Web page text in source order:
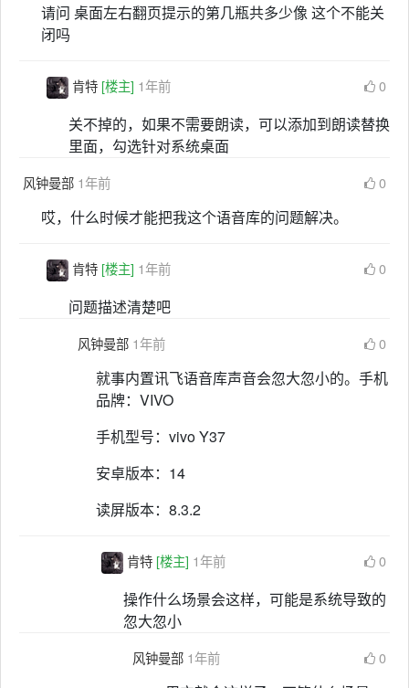
请问 桌面左右翻页提示的第几瓶共多少像 这个不能关
闭吗
肯特 [楼主] 1年前 0
关不掉的，如果不需要朗读，可以添加到朗读替换
里面，勾选针对系统桌面
风钟曼部 1年前 0
哎，什么时候才能把我这个语音库的问题解决。
肯特 [楼主] 1年前 0
问题描述清楚吧
风钟曼部 1年前 0
就事内置讯飞语音库声音会忽大忽小的。手机
品牌：VIVO
手机型号：vivo Y37
安卓版本：14
读屏版本：8.3.2
肯特 [楼主] 1年前 0
操作什么场景会这样，可能是系统导致的
忽大忽小
风钟曼部 1年前 0